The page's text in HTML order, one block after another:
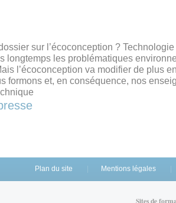
sur l’écoconception ?
longtemps les problématiques
l’écoconception va modifier de plus
formons et, en conséquence, nos
Plan du site Mentions légales
Sites de